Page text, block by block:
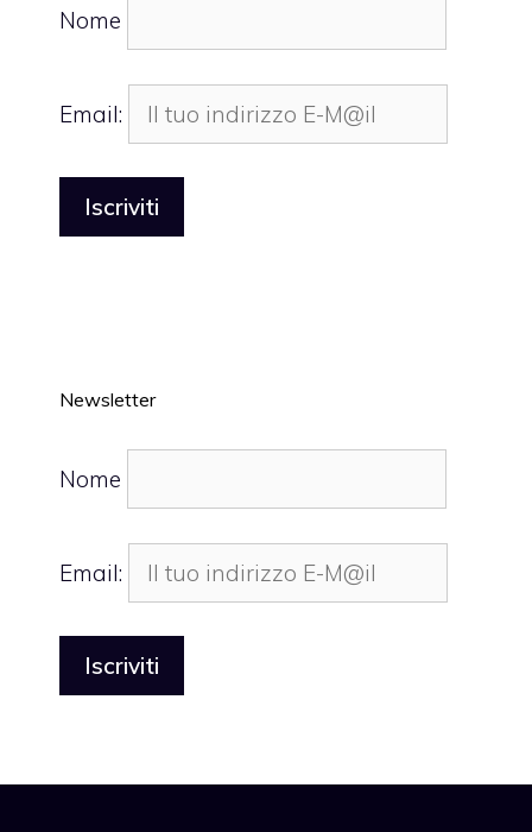
Nome
Email:
Newsletter
Nome
Email: